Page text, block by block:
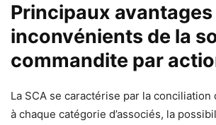
Principaux
inconvénients de la
commandite par
La SCA se caractérise par la conciliation
à chaque catégorie d’associés, la